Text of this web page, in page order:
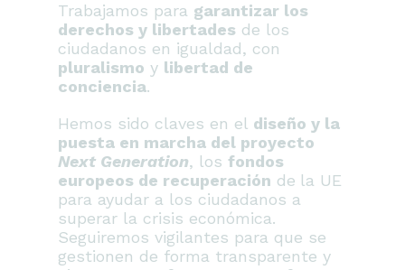
Trabajamos para garantizar los
derechos y libertades de los
ciudadanos en igualdad, con
pluralismo y libertad de
conciencia.
Hemos sido claves en el diseño y la
puesta en marcha del proyecto
Next Generation, los fondos
europeos de recuperación de la UE
para ayudar a los ciudadanos a
superar la crisis económica.
Seguiremos vigilantes para que se
gestionen de forma transparente y